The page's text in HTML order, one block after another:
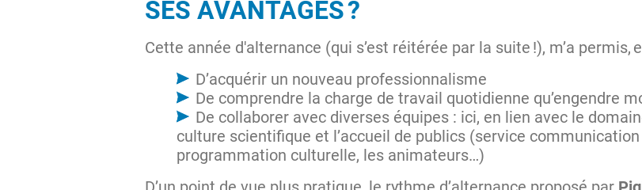
SES AVANTAGES ?
Cette année d'alternance (qui s’est réitérée par la suite !), m’a permis,
D’acquérir un nouveau professionnalisme
De comprendre la charge de travail quotidienne qu’engendre
De collaborer avec diverses équipes : ici, en lien avec le
culture scientifique et l’accueil de publics (service
programmation culturelle, les animateurs…)